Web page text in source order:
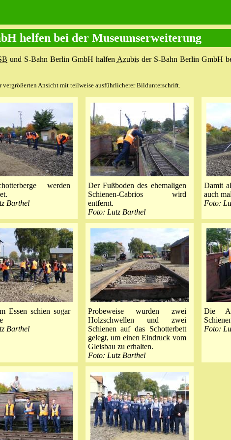
helfen bei der Museumserweiterung
und S-Bahn Berlin GmbH halfen Azubisder S-Bahn Berlin GmbH
Ansicht mit teilweise ausführlicherer Bildunterschrift.
werden
Barthel
Der Fußboden des ehemaligen
Schienen-Cabrios wird
entfernt.
Foto: Lutz Barthel
Damit
auch
Foto:
Essen schien sogar
Barthel
Probeweise wurden zwei
Holzschwellen und zwei
Schienen auf das Schotterbett
gelegt, um einen Eindruck vom
Gleisbau zu erhalten.
Foto: Lutz Barthel
Die
Foto: